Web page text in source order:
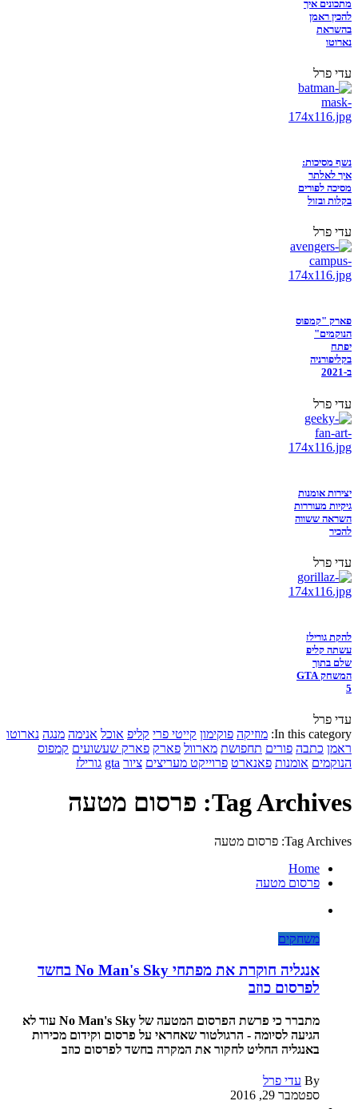
מתכונים איך
להכין ראמן
בהשראת
נארוטו
עדי פרל
נשף מסיכות:
איך לאלתר
מסיכה לפורים
בקלות ובזול
עדי פרל
פארק "קמפוס
הנוקמים"
יפתח
בקליפורניה
ב-2021
עדי פרל
יצירות אומנות
גיקיות מעוררות
השראה ששווה
להכיר
עדי פרל
להקת גורילז
עשתה קליפ
שלם בתוך
המשחק GTA
5
עדי פרל
In this category: מוזיקה פוקימון קייטי פרי קליפ אוכל אנימה מנגה נארוטו
ראמן כתבה פורים תחפושת מארוול פארק פארק שעשועים קמפוס
הנוקמים אומנות פאנארט פרוייקט מעריצים ציור gta גורילז
Tag Archives: פרסום מטעה
Tag Archives: פרסום מטעה
Home
פרסום מטעה
משחקים
אנגליה חוקרת את מפתחי No Man's Sky בחשד
לפרסום כוזב
מתברר כי פרשת הפרסום המטעה של No Man's Sky עוד לא
הגיעה לסיומה - הרגולטור שאחראי על פרסום וקידום מכירות
באנגליה החליט לחקור את המקרה בחשד לפרסום כוזב
By עדי פרל
ספטמבר 29, 2016